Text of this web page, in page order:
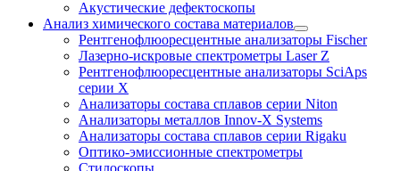
Акустические дефектоскопы
Анализ химического состава материалов
Рентгенофлюоресцентные анализаторы Fischer
Лазерно-искровые спектрометры Laser Z
Рентгенофлюоресцентные анализаторы SciAps
серии Х
Анализаторы состава сплавов серии Niton
Анализаторы металлов Innov-X Systems
Анализаторы состава сплавов серии Rigaku
Оптико-эмиссионные спектрометры
Стилоскопы